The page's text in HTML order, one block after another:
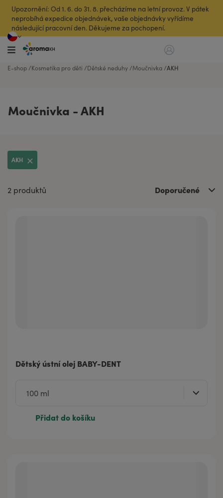
Upozornění: Od 1. 6. do 31. 8. přecházíme na letní provoz. V pátek
neprobíhá expedice objednávek, vaše objednávky vyřídíme
následující pracovní den. Děkujeme za pochopení.
E-shop Kosmetika pro děti Dětské neduhy Moučnivka AKH
Moučnivka - AKH
AKH
2 produktů Doporučené
Dětský ústní olej BABY-DENT
Přidat do košíku